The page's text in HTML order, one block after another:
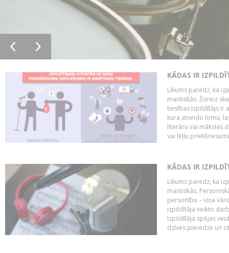
KĀDAS IR
Likums paredz, ka
mantiskās. Šoreiz
tiesības.Izpildītājs ir
kura atveido lomu,
literāru vai mākslas
vai leļļu
KĀDAS IR
Likums paredz, ka
mantiskās.
personību – viņa
izpildītāja veikto
Izpildītāja spējas
dzīves pieredze un